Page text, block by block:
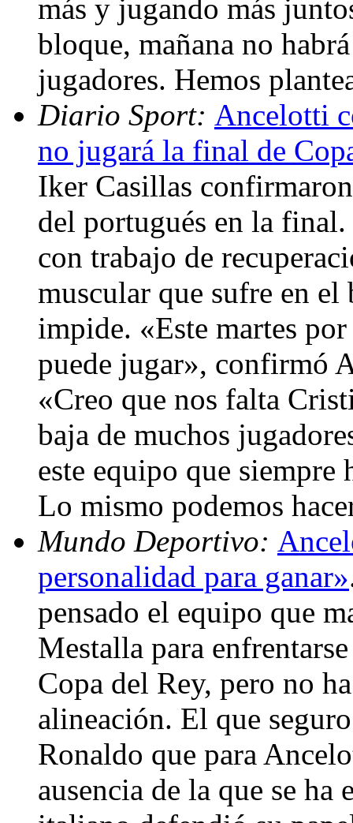
más y jugando más
bloque, mañana no
jugadores. Hemos
Diario Sport: Ancelotti
no jugará la final de
Iker Casillas
del portugués en la
con trabajo de
muscular que sufre en
impide. «Este martes
puede jugar», confirmó
«Creo que nos falta
baja de muchos
este equipo que siempre
Lo mismo podemos
Mundo Deportivo:
personalidad para ganar»
pensado el equipo que
Mestalla para
Copa del Rey, pero no
alineación. El que
Ronaldo que para
ausencia de la que se ha